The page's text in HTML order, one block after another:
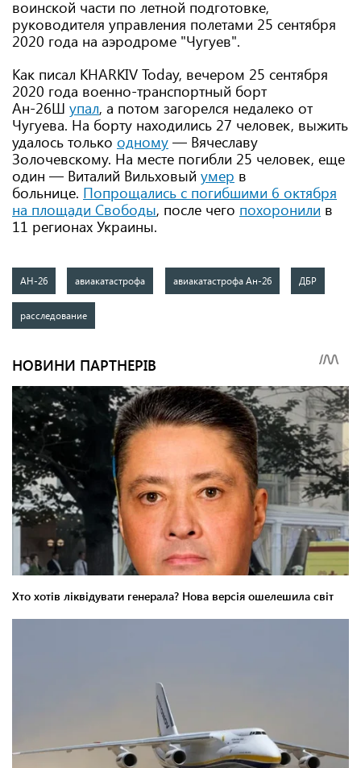
воинской части по летной подготовке,
руководителя управления полетами 25 сентября
2020 года на аэродроме "Чугуев".
Как писал KHARKIV Today, вечером 25 сентября
2020 года военно-транспортный борт
Ан-26Ш упал, а потом загорелся недалеко от
Чугуева. На борту находились 27 человек, выжить
удалось только одному — Вячеславу
Золочевскому. На месте погибли 25 человек, еще
один — Виталий Вильховый умер в
больнице. Попрощались с погибшими 6 октября
на площади Свободы, после чего похоронили в
11 регионах Украины.
АН-26 авиакатастрофа авиакатастрофа Ан-26 ДБР
расследование